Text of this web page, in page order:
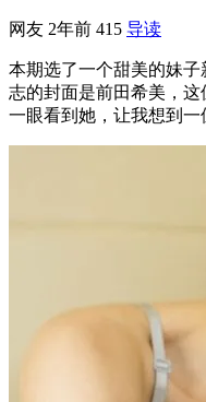
网友 2年前 415 导读
本期选了一个甜美的妹
志的封面是前田希美，
一眼看到她，让我想到一